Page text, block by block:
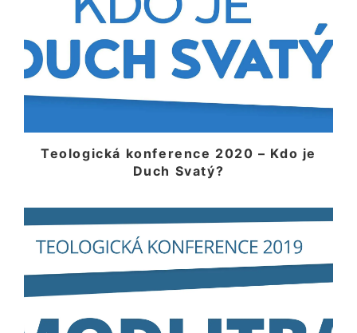
Teologická konference 2020 – Kdo je
Duch Svatý?